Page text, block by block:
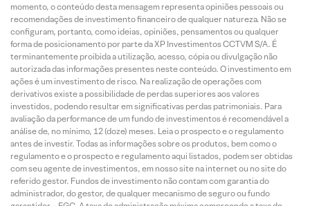
momento, o conteúdo desta mensagem representa opiniões pessoais ou
recomendações de investimento financeiro de qualquer natureza. Não se
configuram, portanto, como ideias, opiniões, pensamentos ou qualquer
forma de posicionamento por parte da XP Investimentos CCTVM S/A. É
terminantemente proibida a utilização, acesso, cópia ou divulgação não
autorizada das informações presentes neste conteúdo. O investimento em
ações é um investimento de risco. Na realização de operações com
derivativos existe a possibilidade de perdas superiores aos valores
investidos, podendo resultar em significativas perdas patrimoniais. Para
avaliação da performance de um fundo de investimentos é recomendável a
análise de, no mínimo, 12 (doze) meses. Leia o prospecto e o regulamento
antes de investir. Todas as informações sobre os produtos, bem como o
regulamento e o prospecto e regulamento aqui listados, podem ser obtidas
com seu agente de investimentos, em nosso site na internet ou no site do
referido gestor. Fundos de investimento não contam com garantia do
administrador, do gestor, de qualquer mecanismo de seguro ou fundo